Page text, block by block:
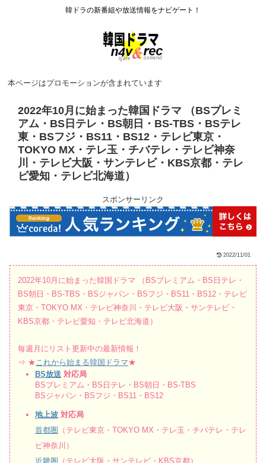
韓ドラの新番組や放送情報をナビゲート！
本ページはプロモーションが含まれています
2022年10月に始まった韓国ドラマ （BSプレミ
アム・BS日テレ・BS朝日・BS-TBS・BSテレ
東・BSフジ・BS11・BS12・テレビ東京・
TOKYO MX・テレ玉・チバテレ・テレビ神奈
川・テレビ大阪・サンテレビ・KBS京都・テレ
ビ愛知・テレビ北海道）
スポンサーリンク
2022/11/01
2022年10月に始まった韓国ドラマ （BSプレミアム・BS日テレ・
BS朝日・BS-TBS・BSジャパン・BSフジ・BS11・BS12・テレビ
東京・TOKYO MX・テレビ神奈川・テレビ大阪・サンテレビ・
KBS京都・テレビ愛知・テレビ北海道）
毎週月にリスト更新中の最新情報！
⇒ ★ これから始まる韓国ドラマ★
BS放送 対応局
BSプレミアム・BS日テレ・BS朝日・BS-TBS
BSジャパン・BSフジ・BS11・BS12
地上波対応局
首都圏 （テレビ東京・TOKYO MX・テレ玉・チバテレ・テレ
ビ神奈川）
近畿圏 （テレビ大阪・サンテレビ・KBS京都）